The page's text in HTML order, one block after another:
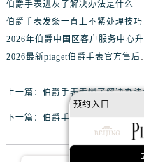
伯爵手表进灰了解决办法是什么
伯爵手表发条一直上不紧处理技巧
2026最新
上一篇： 伯爵手表走慢了解决办
下一篇： 伯爵手表磕碰了处理方法
预约入口